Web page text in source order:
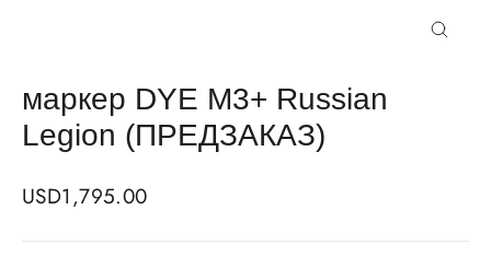
маркер DYE M3+ Russian
Legion (ПРЕДЗАКАЗ)
Regular
USD1,795.00